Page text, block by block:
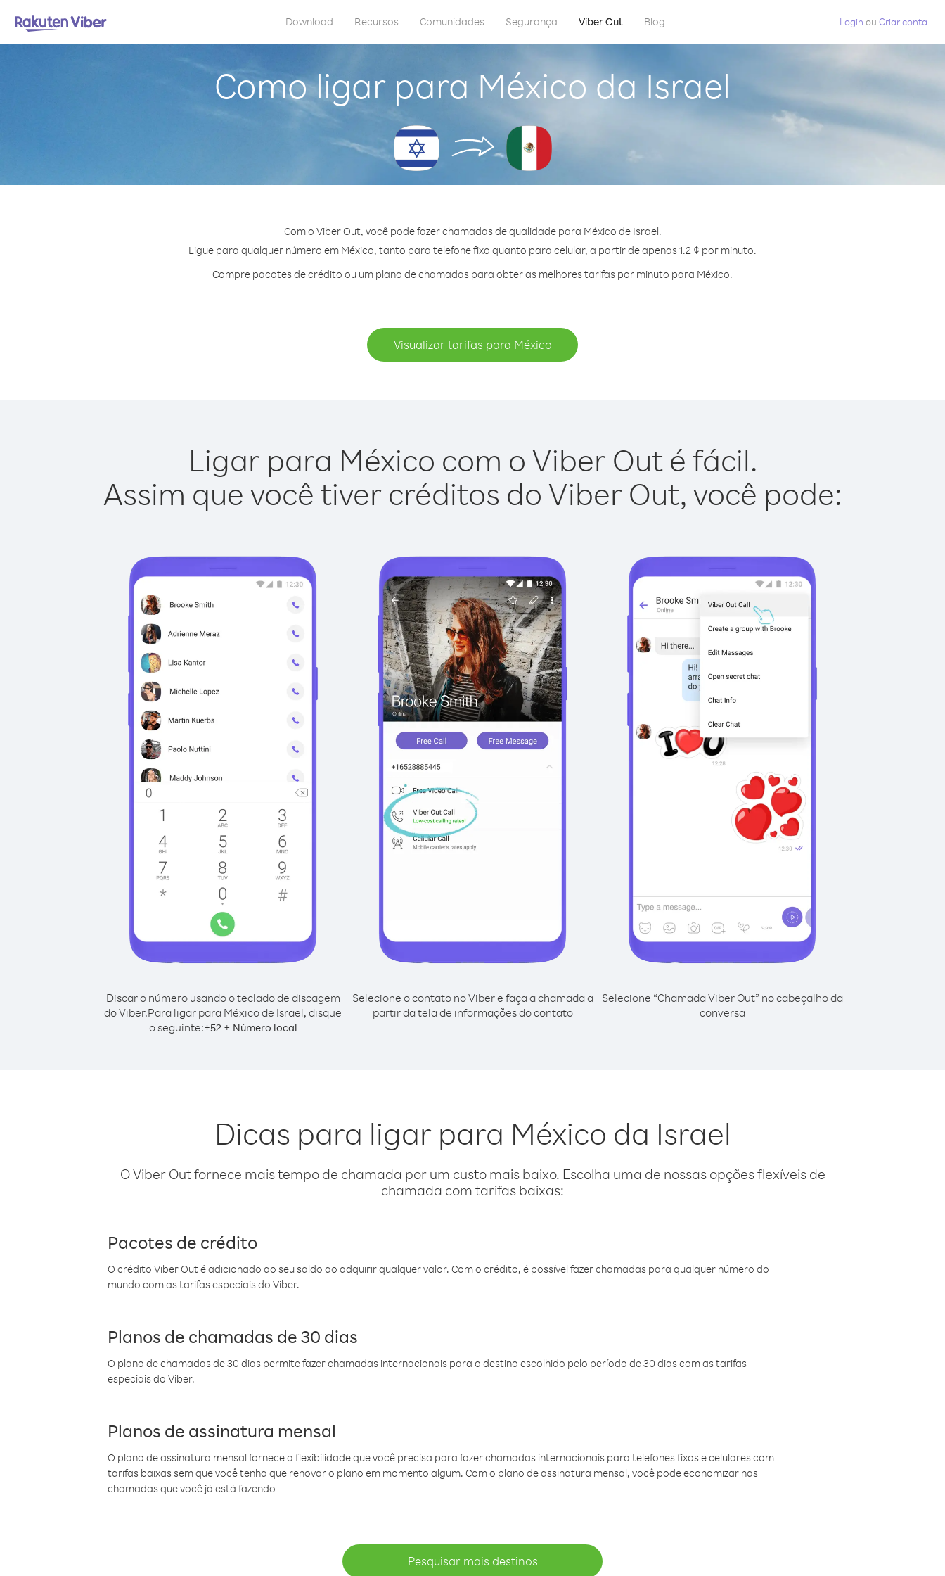
Download Recursos Comunidades Segurança Viber Out Blog Login ou Criar conta
Como ligar para México da Israel
Com o Viber Out, você pode fazer chamadas de qualidade para México de Israel.
Ligue para qualquer número em México, tanto para telefone fixo quanto para celular, a partir de apenas 1.2 ¢ por minuto.
Compre pacotes de crédito ou um plano de chamadas para obter as melhores tarifas por minuto para México.
Visualizar tarifas para México
Ligar para México com o Viber Out é fácil.
Assim que você tiver créditos do Viber Out, você pode:
Discar o número usando o teclado de discagem
do Viber.Para ligar para México de Israel, disque
o seguinte:+52+ Número local
Selecione o contato no Viber e faça a chamada a
partir da tela de informações do contato
Selecione “Chamada Viber Out” no cabeçalho da
conversa
Dicas para ligar para México da Israel
O Viber Out fornece mais tempo de chamada por um custo mais baixo. Escolha uma de nossas opções flexíveis de
chamada com tarifas baixas:
Pacotes de crédito
O crédito Viber Out é adicionado ao seu saldo ao adquirir qualquer valor. Com o crédito, é possível fazer chamadas para qualquer número do
mundo com as tarifas especiais do Viber.
Planos de chamadas de 30 dias
O plano de chamadas de 30 dias permite fazer chamadas internacionais para o destino escolhido pelo período de 30 dias com as tarifas
especiais do Viber.
Planos de assinatura mensal
O plano de assinatura mensal fornece a flexibilidade que você precisa para fazer chamadas internacionais para telefones fixos e celulares com
tarifas baixas sem que você tenha que renovar o plano em momento algum. Com o plano de assinatura mensal, você pode economizar nas
chamadas que você já está fazendo
Pesquisar mais destinos